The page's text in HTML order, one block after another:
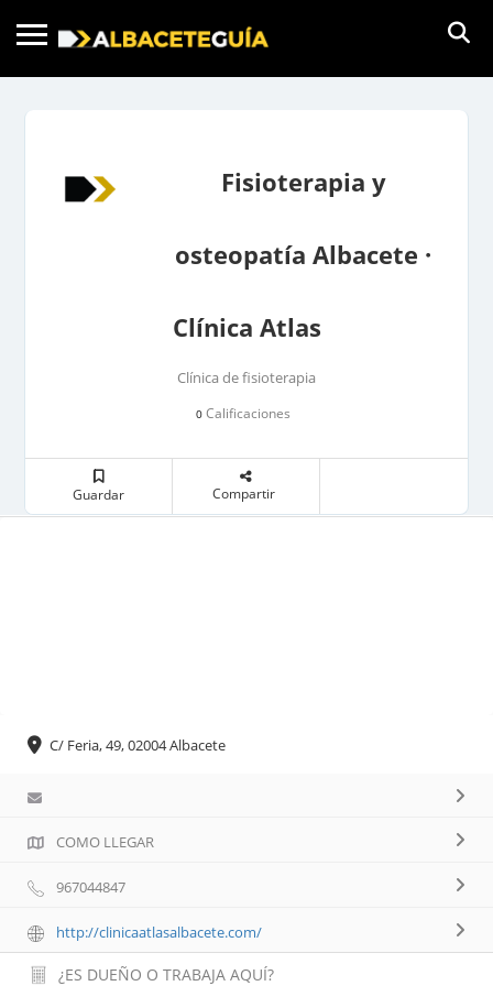
Fisioterapia y
osteopatía Albacete ·
Clínica Atlas
Clínica de fisioterapia
0 Calificaciones
Guardar Compartir
C/ Feria, 49, 02004 Albacete
COMO LLEGAR
967044847
http://clinicaatlasalbacete.com/
¿ES DUEÑO O TRABAJA AQUÍ?